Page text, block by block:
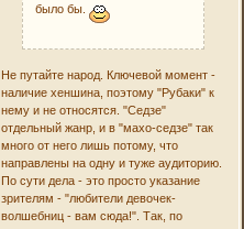
было бы.
Не путайте народ. Ключевой момент -
наличие хеншина, поэтому "Рубаки" к
нему и не относятся. "Седзе"
отдельный жанр, и в "махо-седзе" так
много от него лишь потому, что
направлены на одну и туже аудиторию.
По сути дела - это просто указание
зрителям - "любители девочек-
волшебниц - вам сюда!". Так, по